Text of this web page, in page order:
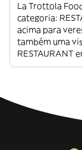
La Trottola
categoria:
acima para
também uma
RESTAURANT